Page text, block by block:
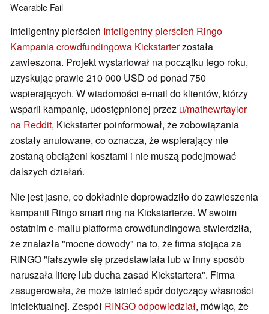
Wearable Fail
Inteligentny pierścień Inteligentny pierścień Ringo
Kampania crowdfundingowa Kickstarterzostała
zawieszona. Projekt wystartował na początku tego roku,
uzyskując prawie 210 000 USD od ponad 750
wspierających. W wiadomości e-mail do klientów, którzy
wsparli kampanię, udostępnionej przez u/mathewrtaylor
na Reddit, Kickstarter poinformował, że zobowiązania
zostały anulowane, co oznacza, że wspierający nie
zostaną obciążeni kosztami i nie muszą podejmować
dalszych działań.
Nie jest jasne, co dokładnie doprowadziło do zawieszenia
kampanii Ringo smart ring na Kickstarterze. W swoim
ostatnim e-mailu platforma crowdfundingowa stwierdziła,
że znalazła "mocne dowody" na to, że firma stojąca za
RINGO "fałszywie się przedstawiała lub w inny sposób
naruszała literę lub ducha zasad Kickstartera". Firma
zasugerowała, że może istnieć spór dotyczący własności
intelektualnej. Zespół RINGO odpowiedział, mówiąc, że